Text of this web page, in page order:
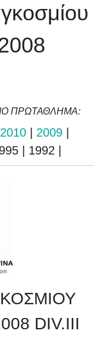
ΠΡΩΤΑΘΛΗΜΑ:
2010 2009
| 1992 |
DIV.III